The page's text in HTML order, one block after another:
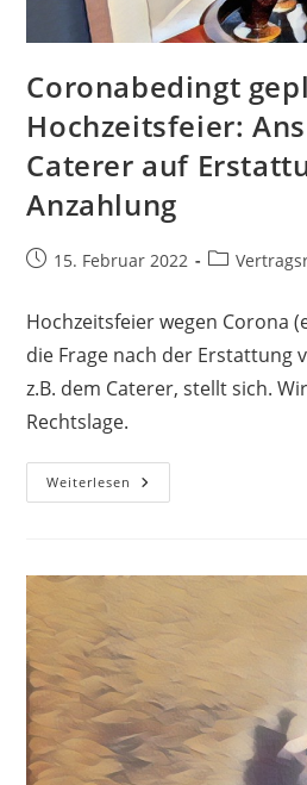
Coronabedingt
Hochzeitsfeier:
Caterer auf
Anzahlung
15. Februar 2022
Hochzeitsfeier wegen Corona
die Frage nach der Erstattung
z.B. dem Caterer, stellt sich.
Rechtslage.
Weiterlesen